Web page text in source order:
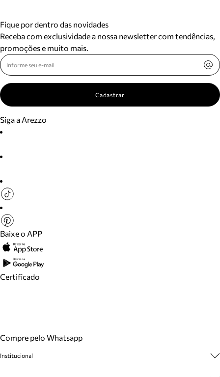
Fique por dentro das novidades
Receba com exclusividade a nossa newsletter com tendências,
promoções e muito mais.
Cadastrar
Siga a Arezzo
Baixe o APP
Certificado
Compre pelo Whatsapp
Institucional